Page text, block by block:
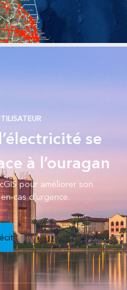
se
à l’ouragan
pour améliorer son
cas d’urgence.